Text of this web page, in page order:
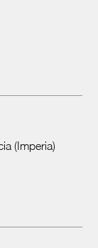
(Imperia)